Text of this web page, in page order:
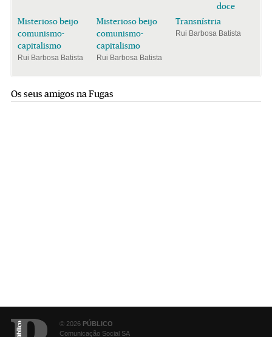
Misterioso beijo
comunismo-
capitalismo
Rui Barbosa Batista
Misterioso beijo
comunismo-
capitalismo
Rui Barbosa Batista
doce
Transnístria
Rui Barbosa Batista
Os seus amigos na Fugas
© 2026 PÚBLICO
Comunicação Social SA